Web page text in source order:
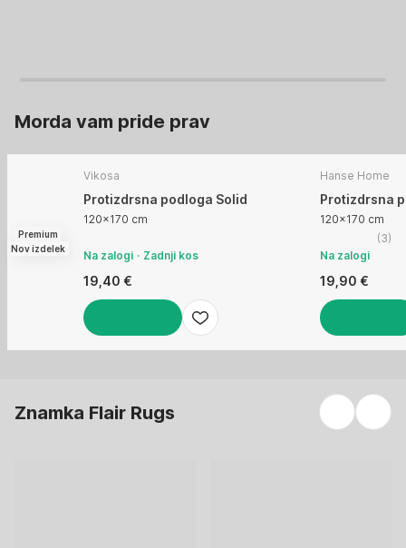
Morda vam pride prav
Premium
Nov izdelek
Vikosa
Protizdrsna podloga Solid
120x170 cm
Na zalogi Zadnji kos
19,40 €
Hanse Home
Protizdrsna
120x170 cm
(3)
Na zalogi
19,90 €
Znamka Flair Rugs